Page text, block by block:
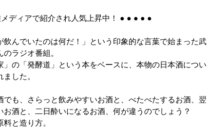
ディアで紹介され人気上昇中！ ● ● ● ● ●
飲んでいたのは何だ！」という印象的な言葉で始まった武
ラジオ番組。
」の「発酵道」という本をベースに、本物の日本酒につい
した。
でも、さらっと飲みやすいお酒と、べたべたするお酒、翌
お酒と、二日酔いになるお酒、何が違うのでしょう？
と造り方。